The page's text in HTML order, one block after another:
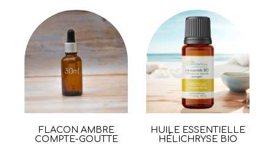
Aperçu rapide
FLACON AMBRÉ
COMPTE-GOUTTE
Aperçu rapide
HUILE ESSENTIELLE
HÉLICHRYSE BIO